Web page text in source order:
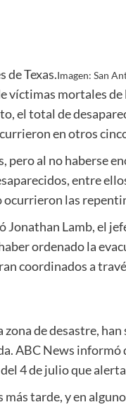
de Texas.Imagen: San
mortales de
el total de
en otros
al no haberse
entre
las
Jonathan Lamb, el
ordenado la
coordinados a
zona de desastre,
ABC News
4 de julio que
tarde, y en